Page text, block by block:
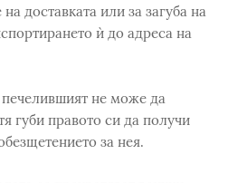
доставката или за загуба на
ѝ до адреса на
не може да
губи правото си да получи
за нея.